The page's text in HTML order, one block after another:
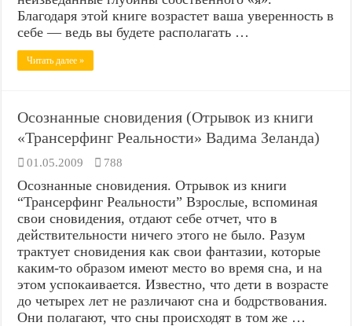
Благодаря этой книге возрастет ваша уверенность в
себе — ведь вы будете располагать …
Читать далее »
Осознанные сновидения (Отрывок из книги
«Трансерфинг Реальности» Вадима Зеланда)
01.05.2009 788
Осознанные сновидения. Отрывок из книги
“Трансерфинг Реальности” Взрослые, вспоминая
свои сновидения, отдают себе отчет, что в
действительности ничего этого не было. Разум
трактует сновидения как свои фантазии, которые
каким-то образом имеют место во время сна, и на
этом успокаивается. Известно, что дети в возрасте
до четырех лет не различают сна и бодрствования.
Они полагают, что сны происходят в том же …